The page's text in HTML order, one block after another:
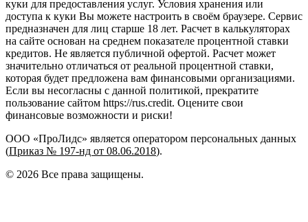
куки для предоставления услуг. Условия хранения или
доступа к куки Вы можете настроить в своём браузере. Сервис
предназначен для лиц старше 18 лет. Расчет в калькуляторах
на сайте основан на среднем показателе процентной ставки
кредитов. Не является публичной офертой. Расчет может
значительно отличаться от реальной процентной ставки,
которая будет предложена вам финансовыми организациями.
Если вы несогласны с данной политикой, прекратите
пользование сайтом https://rus.credit. Оцените свои
финансовые возможности и риски!
ООО «ПроЛидс» является оператором персональных данных
(Приказ № 197-нд от 08.06.2018).
© 2026 Все права защищены.